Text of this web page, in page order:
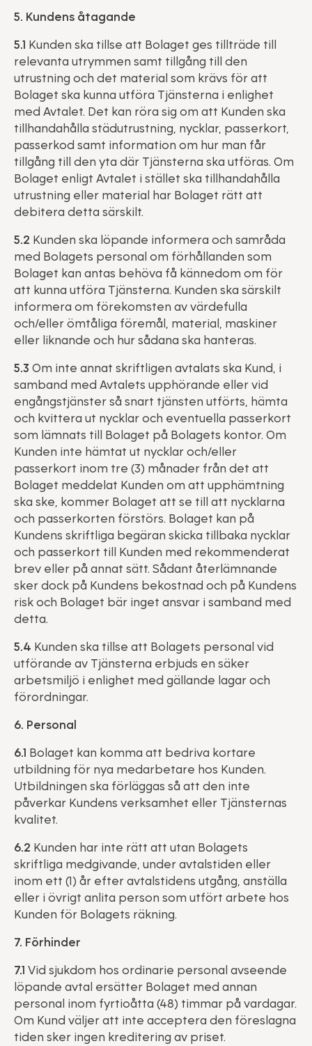
5. Kundens åtagande
5.1 Kunden ska tillse att Bolaget ges tillträde till
relevanta utrymmen samt tillgång till den
utrustning och det material som krävs för att
Bolaget ska kunna utföra Tjänsterna i enlighet
med Avtalet. Det kan röra sig om att Kunden ska
tillhandahålla städutrustning, nycklar, passerkort,
passerkod samt information om hur man får
tillgång till den yta där Tjänsterna ska utföras. Om
Bolaget enligt Avtalet i stället ska tillhandahålla
utrustning eller material har Bolaget rätt att
debitera detta särskilt.
5.2 Kunden ska löpande informera och samråda
med Bolagets personal om förhållanden som
Bolaget kan antas behöva få kännedom om för
att kunna utföra Tjänsterna. Kunden ska särskilt
informera om förekomsten av värdefulla
och/eller ömtåliga föremål, material, maskiner
eller liknande och hur sådana ska hanteras.
5.3 Om inte annat skriftligen avtalats ska Kund, i
samband med Avtalets upphörande eller vid
engångstjänster så snart tjänsten utförts, hämta
och kvittera ut nycklar och eventuella passerkort
som lämnats till Bolaget på Bolagets kontor. Om
Kunden inte hämtat ut nycklar och/eller
passerkort inom tre (3) månader från det att
Bolaget meddelat Kunden om att upphämtning
ska ske, kommer Bolaget att se till att nycklarna
och passerkorten förstörs. Bolaget kan på
Kundens skriftliga begäran skicka tillbaka nycklar
och passerkort till Kunden med rekommenderat
brev eller på annat sätt. Sådant återlämnande
sker dock på Kundens bekostnad och på Kundens
risk och Bolaget bär inget ansvar i samband med
detta.
5.4 Kunden ska tillse att Bolagets personal vid
utförande av Tjänsterna erbjuds en säker
arbetsmiljö i enlighet med gällande lagar och
förordningar.
6. Personal
6.1 Bolaget kan komma att bedriva kortare
utbildning för nya medarbetare hos Kunden.
Utbildningen ska förläggas så att den inte
påverkar Kundens verksamhet eller Tjänsternas
kvalitet.
6.2 Kunden har inte rätt att utan Bolagets
skriftliga medgivande, under avtalstiden eller
inom ett (1) år efter avtalstidens utgång, anställa
eller i övrigt anlita person som utfört arbete hos
Kunden för Bolagets räkning.
7. Förhinder
7.1 Vid sjukdom hos ordinarie personal avseende
löpande avtal ersätter Bolaget med annan
personal inom fyrtioåtta (48) timmar på vardagar.
Om Kund väljer att inte acceptera den föreslagna
tiden sker ingen kreditering av priset.